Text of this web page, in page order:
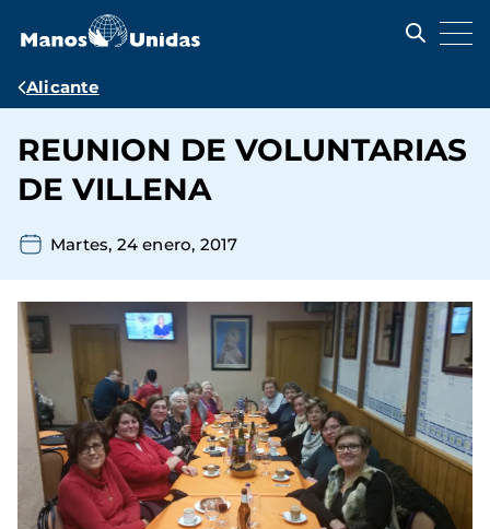
contenido
Ruta
navegación
Alicante
REUNION DE VOLUNTARIAS
DE VILLENA
Martes, 24 enero, 2017